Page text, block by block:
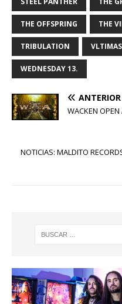
THE OFFSPRING THE
TRIBULATION VLTIMAS
WEDNESDAY 13.
ANTERIOR
WACKEN
NOTICIAS: MALDITO